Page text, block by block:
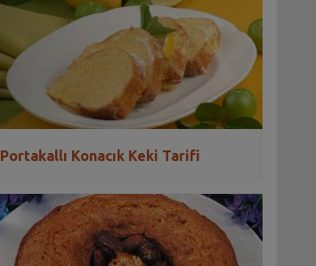
Portakallı Konacık Keki Tarifi